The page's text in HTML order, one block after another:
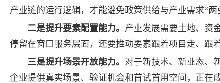
产业链的运行逻辑，才能避免政策供给与产业需求“两
二是提升要素配置能力。 产业发展需要土地、资
停留在窗口服务层面，还要推动要素跟着项目走、跟
三是提升场景开放能力。 对于新技术、新业态、
企业提供真实场景、验证机会和首试首用空间，正在